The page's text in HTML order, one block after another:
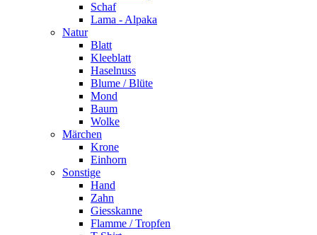
Schaf
Lama - Alpaka
Natur
Blatt
Kleeblatt
Haselnuss
Blume / Blüte
Mond
Baum
Wolke
Märchen
Krone
Einhorn
Sonstige
Hand
Zahn
Giesskanne
Flamme / Tropfen